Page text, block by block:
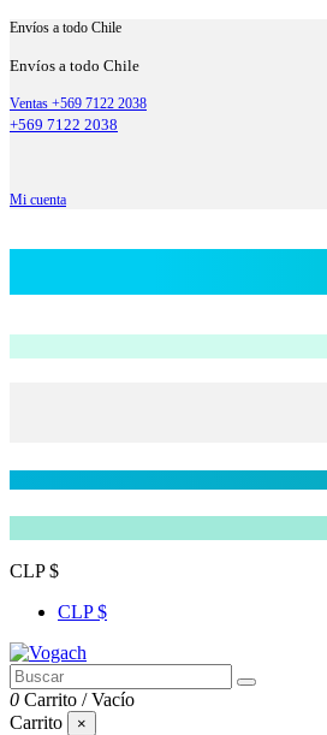
Envíos a todo Chile
Envíos a todo Chile
Ventas +569 7122 2038
+569 7122 2038
Mi cuenta
CLP $
CLP $
0 Carrito /Vacío
Carrito
×